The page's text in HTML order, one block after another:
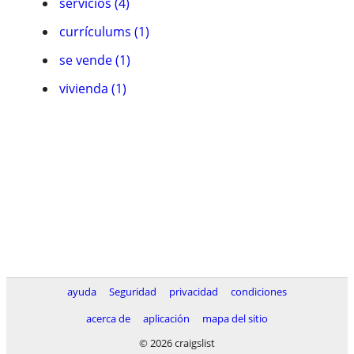
currí­culums (1)
se vende (1)
vivienda (1)
ayuda Seguridad privacidad
condiciones
acerca de
aplicación
mapa del sitio
© 2026 craigslist